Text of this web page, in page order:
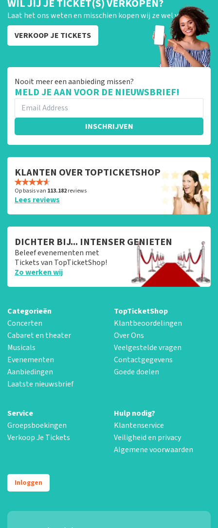
WIL JIJ JE TICKET(S) VERKOPEN?
Laat het ons weten en misschien kopen wij ze wel van je!
VERKOOP JE TICKETS
Nooit meer een aanbieding missen?
MELD JE AAN VOOR DE NIEUWSBRIEF!
INSCHRIJVEN
KLANTEN OVER TOPTICKETSHOP
Op basis van 113.182reviews
Lees reviews
DICHTER BIJ... INTENSER GENIETEN
Beleef evenementen met
Tickets van TopTicketShop!
Zo werken wij
Categorieën
Concerten
Cabaret en theater
Musicals
Evenementen
Aanbiedingen
Laatste nieuwsbrief
TopTicketShop
Klantbeoordelingen
Over Ons
Veelgestelde vragen
Contactgegevens
Goede doelen
Service
Groepsboekingen
Verkoop Je Tickets
Hulp nodig?
Klantenservice
Veiligheid en privacy
Algemene voorwaarden
Inloggen